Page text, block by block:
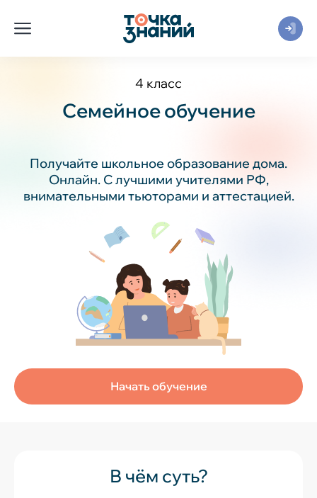
4 класс
Семейное обучение
Получайте школьное образование дома.
Онлайн. С лучшими учителями РФ,
внимательными тьюторами и аттестацией.
Начать обучение
В чём суть?